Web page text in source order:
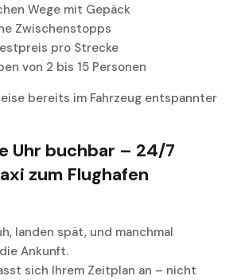
Wege mit Gepäck
Zwischenstopps
pro Strecke
von 2 bis 15 Personen
bereits im Fahrzeug entspannter
Uhr buchbar – 24/7
zum Flughafen
landen spät, und manchmal
Ankunft.
sich Ihrem Zeitplan an – nicht